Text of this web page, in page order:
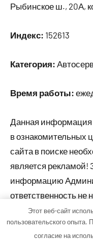
Рыбинское ш., 20А,
Индекс: 152613
Категория:
Время работы:
Данная информация
в ознакомительных
сайта в поиске
является
информацию
ответственность не
Тема WordPress:
Этот веб-сайт
пользовательского опыта.
согласие на